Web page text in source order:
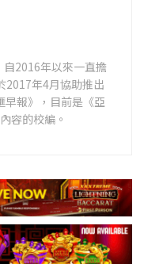
2016年以來一直擔
2017年4月協助推出
早報》，目前是《亞
容的校編。